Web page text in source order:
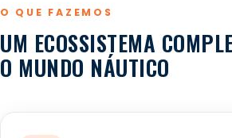
O QUE FAZEMOS
UM ECOSSISTEMA
O MUNDO NÁUTICO